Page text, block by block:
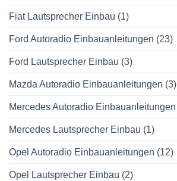
Fiat Lautsprecher Einbau (1)
Ford Autoradio Einbauanleitungen (23)
Ford Lautsprecher Einbau (3)
Mazda Autoradio Einbauanleitungen (3)
Mercedes Autoradio Einbauanleitungen
Mercedes Lautsprecher Einbau (1)
Opel Autoradio Einbauanleitungen (12)
Opel Lautsprecher Einbau (2)